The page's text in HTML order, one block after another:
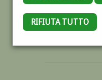
RIFIUTA TUTTO